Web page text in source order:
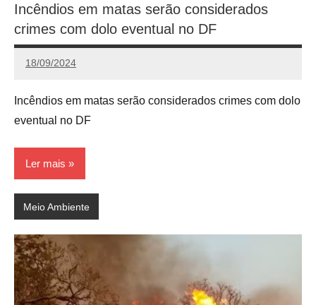
Incêndios em matas serão considerados
crimes com dolo eventual no DF
18/09/2024
Calango
Incêndios em matas serão considerados crimes com dolo
eventual no DF
Ler mais
Meio Ambiente